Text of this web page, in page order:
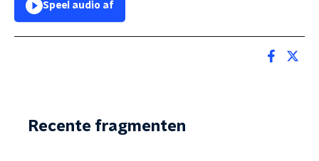
Speel audio af
Recente fragmenten